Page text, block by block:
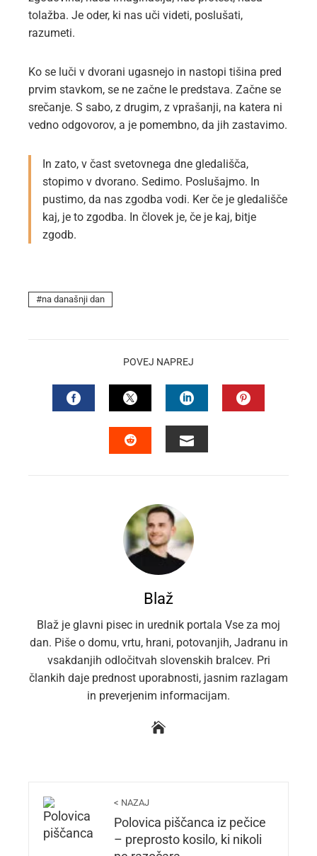
tolažba. Je oder, ki nas uči videti, poslušati,
razumeti.
Ko se luči v dvorani ugasnejo in nastopi tišina pred
prvim stavkom, se ne začne le predstava. Začne se
srečanje. S sabo, z drugim, z vprašanji, na katera ni
vedno odgovorov, a je pomembno, da jih zastavimo.
In zato, v čast svetovnega dne gledališča,
stopimo v dvorano. Sedimo. Poslušajmo. In
pustimo, da nas zgodba vodi. Ker če je gledališče
kaj, je to zgodba. In človek je, če je kaj, bitje
zgodb.
na današnji dan
POVEJ NAPREJ
FACEBOOKTWITTERLINKEDIN
Blaž
Blaž je glavni pisec in urednik portala Vse za moj
dan. Piše o domu, vrtu, hrani, potovanjih, Jadranu in
vsakdanjih odločitvah slovenskih bralcev. Pri
člankih daje prednost uporabnosti, jasnim razlagam
in preverjenim informacijam.
< NAZAJ
Polovica piščanca iz pečice
– preprosto kosilo, ki nikoli